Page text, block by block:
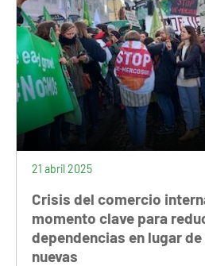
21 abril 2025
Crisis del comercio
momento clave para
dependencias en lugar
nuevas